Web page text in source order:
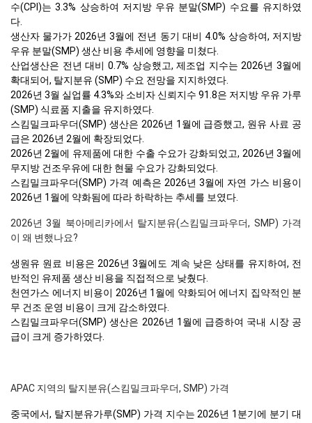
수(CPI)는 3.3% 상승하여 저지방 우유 분말(SMP) 수요를 유지하였
다.
생산자 물가가 2026년 3월에 전년 동기 대비 4.0% 상승하여, 저지방
우유 분말(SMP) 생산 비용 추세에 영향을 미쳤다.
산업생산은 전년 대비 0.7% 상승했고, 제조업 지수는 2026년 3월에
확대되어, 탈지분유 (SMP) 수요 전망을 지지하였다.
2026년 3월 실업률 4.3%와 소비자 신뢰지수 91.8은 저지방 우유 가루
(SMP) 식료품 지출을 유지하였다.
스킴밀크파우더(SMP) 생산은 2026년 1월에 급증했고, 원유 사료 공
급은 2026년 2월에 확장되었다.
2026년 2월에 유제품에 대한 수출 수요가 강화되었고, 2026년 3월에
무지방 건조우유에 대한 현물 수요가 강화되었다.
스킴밀크파우더(SMP) 가격 예측은 2026년 3월에 자연 가스 비용이
2026년 1월에 약화됨에 따라 하락하는 추세를 보였다.
2026년 3월 북아메리카에서 탈지분유(스킴밀크파우더, SMP) 가격
이 왜 변했나요?
생원유 원료 비용은 2026년 3월에도 계속 낮은 상태를 유지하여, 전
반적인 유제품 생산 비용을 직접적으로 낮췄다.
천연가스 에너지 비용이 2026년 1월에 약화되어 에너지 집약적인 분
무 건조 운영 비용이 크게 감소하였다.
스킴밀크파우더(SMP) 생산은 2026년 1월에 급증하여 국내 시장 공
급이 크게 증가하였다.
APAC 지역의 탈지분유(스킴밀크파우더, SMP) 가격
중국에서, 탈지분유가루(SMP) 가격 지수는 2026년 1분기에 분기 대